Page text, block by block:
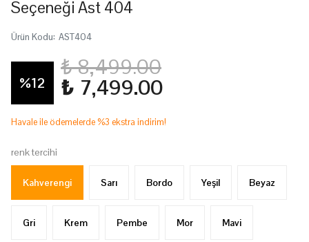
Seçeneği Ast 404
Ürün Kodu: AST404
%12
₺ 8,499.00
₺ 7,499.00
Havale ile ödemelerde %3 ekstra indirim!
renk tercihi
Kahverengi Sarı Bordo Yeşil Beyaz
Gri Krem Pembe Mor Mavi